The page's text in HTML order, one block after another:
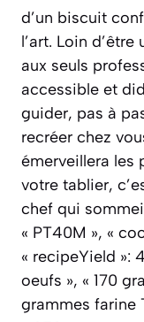
d’un biscuit
l’art. Loin
aux seuls
accessible et
guider, pas à
recréer chez
émerveillera les
votre tablier,
chef qui
« PT40M », «
« recipeYield »:
oeufs », « 170
grammes farine